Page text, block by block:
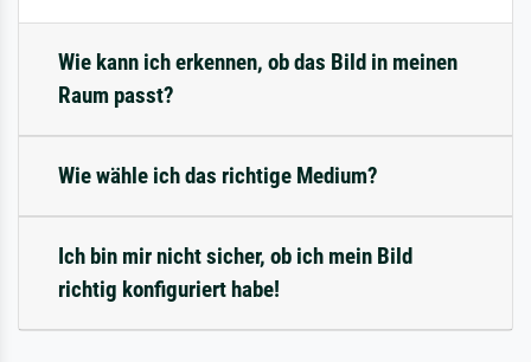
Wie kann ich erkennen, ob das Bild in meinen
Raum passt?
Wie wähle ich das richtige Medium?
Ich bin mir nicht sicher, ob ich mein Bild
richtig konfiguriert habe!